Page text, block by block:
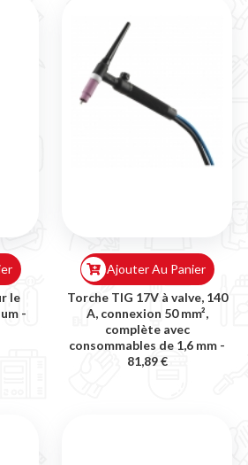
le
-
Torche TIG 17V à valve, 140
A, connexion 50 mm²,
complète avec
consommables de 1,6 mm -
81,89 €
Ajouter Au Panier